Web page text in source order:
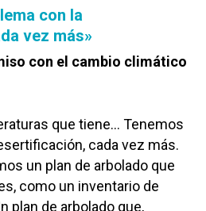
con la
vez más»
con el cambio climático
que tiene… Tenemos
cada vez más.
un plan de arbolado que
como un inventario de
plan de arbolado que,